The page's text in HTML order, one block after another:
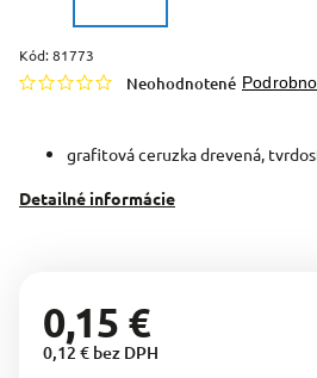
Kód:81773
Neohodnotené
grafitová ceruzka drevená,
Detailné informácie
0,15 €
0,12 € bez DPH